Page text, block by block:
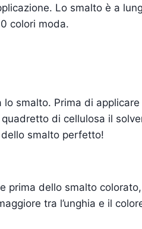
Lo smalto è a
colori moda.
smalto. Prima di
di cellulosa il
smalto perfetto!
prima dello smalto
tra l’unghia e il